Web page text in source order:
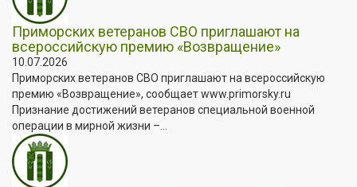
Приморских ветеранов СВО приглашают на
всероссийскую премию «Возвращение»
10.07.2026
Приморских ветеранов СВО приглашают на всероссийскую
премию «Возвращение», сообщает www.primorsky.ru
Признание достижений ветеранов специальной военной
операции в мирной жизни –...